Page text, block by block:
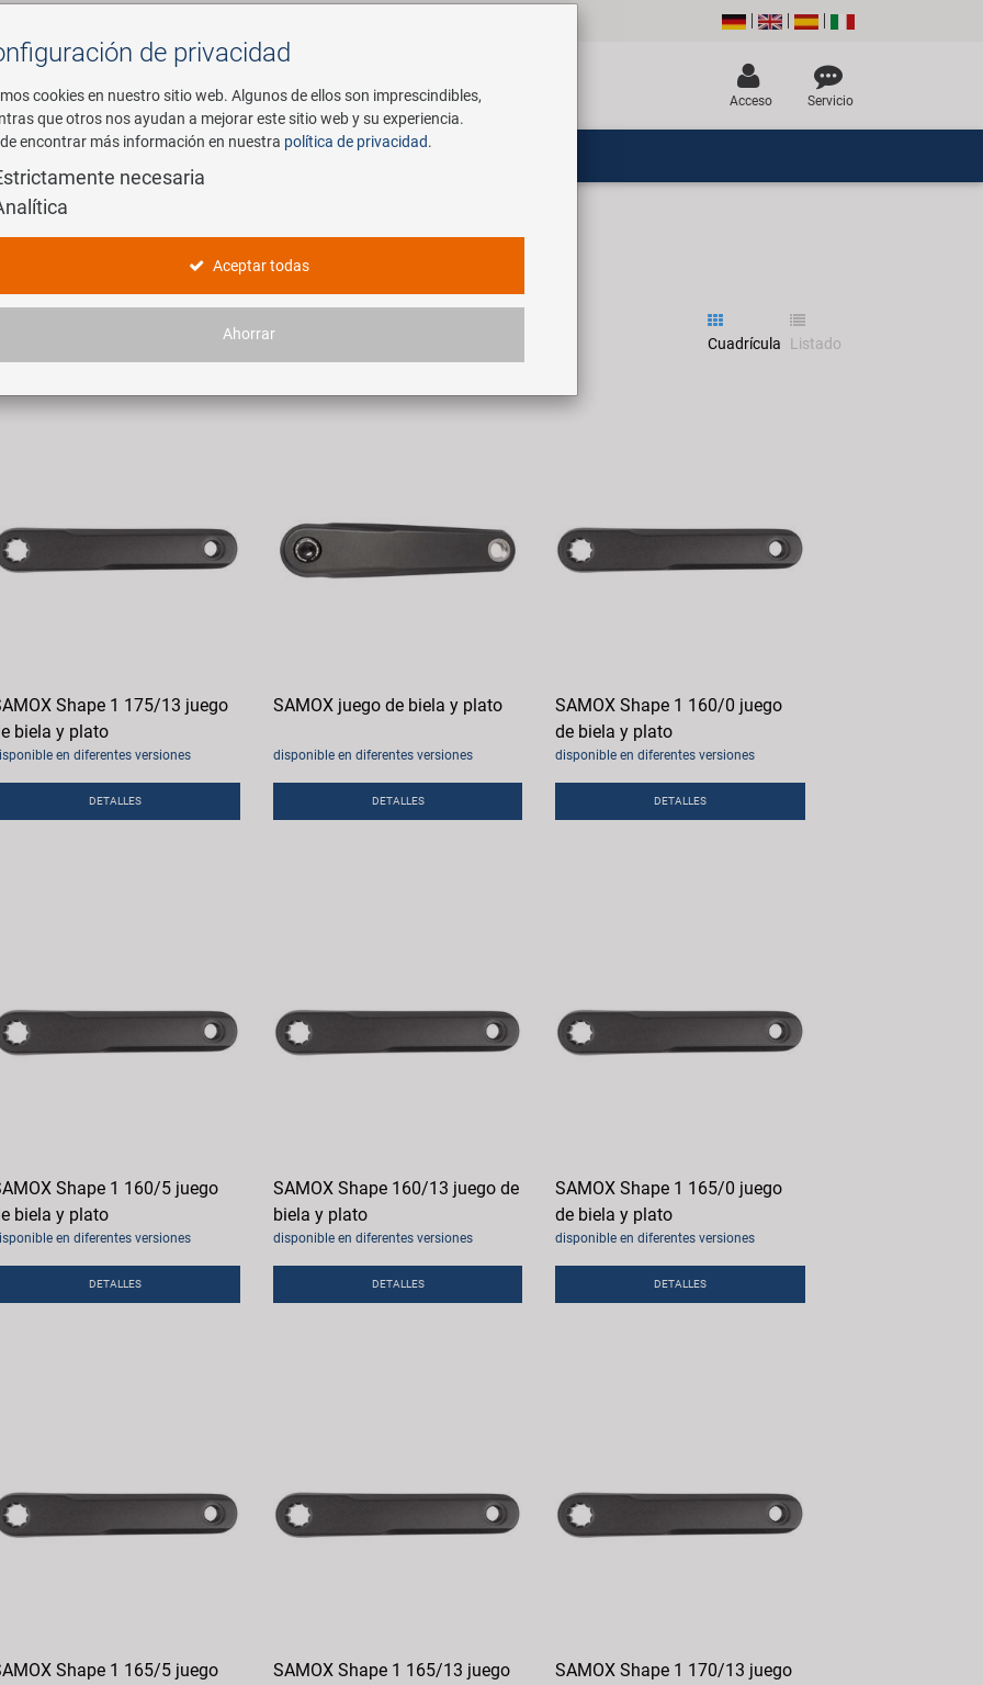
Buscar
Acceso Servicio
Servicio
Cuadrícula Listado
Shape 1 175/13 juego
biela y plato
en diferentes versiones
DETALLES
SAMOX juego de biela y plato
disponible en diferentes versiones
DETALLES
SAMOX Shape 1 160/0 juego
de biela y plato
disponible en diferentes versiones
DETALLES
Shape 1 160/5 juego
biela y plato
en diferentes versiones
DETALLES
SAMOX Shape 160/13 juego de
biela y plato
disponible en diferentes versiones
DETALLES
SAMOX Shape 1 165/0 juego
de biela y plato
disponible en diferentes versiones
DETALLES
Shape 1 165/5 juego
SAMOX Shape 1 165/13 juego
SAMOX Shape 1 170/13 juego
de privacidad
cookies en nuestro sitio web. Algunos de ellos son imprescindibles,
que otros nos ayudan a mejorar este sitio web y su experiencia.
encontrar más información en nuestra política de privacidad.
necesaria
Aceptar todas
Ahorrar